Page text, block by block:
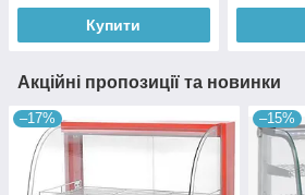
Купити
Акційні пропозиції та новинки
–17% –15%